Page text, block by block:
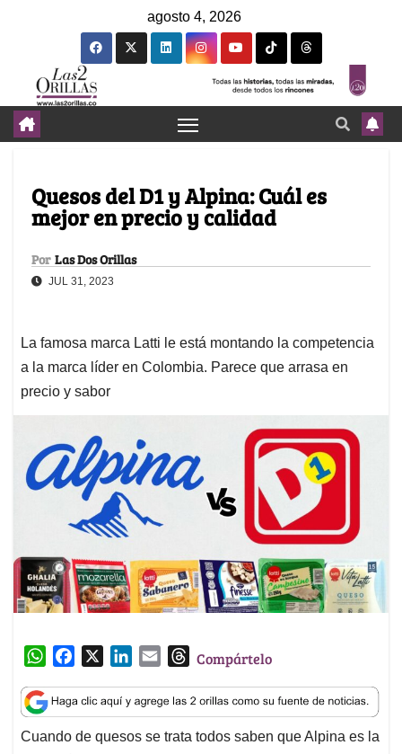
agosto 4, 2026
Quesos del D1 y Alpina: Cuál es
mejor en precio y calidad
Por Las Dos Orillas
JUL 31, 2023
La famosa marca Latti le está montando la competencia
a la marca líder en Colombia. Parece que arrasa en
precio y sabor
W
a
t
s
c
e
b
n
k
e
a
i
T
r
e
a
Compártelo
Cuando de quesos se trata todos saben que Alpina es la